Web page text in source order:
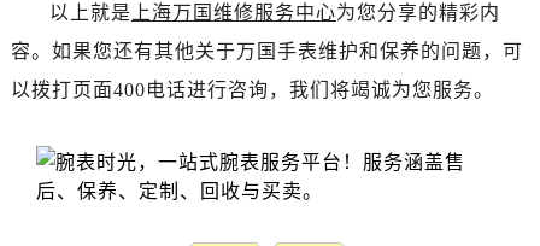
以上就是 上海万国维修服务中心为您分享的精彩内
容。如果您还有其他关于万国手表维护和保养的问题，可
以拨打页面400电话进行咨询，我们将竭诚为您服务。